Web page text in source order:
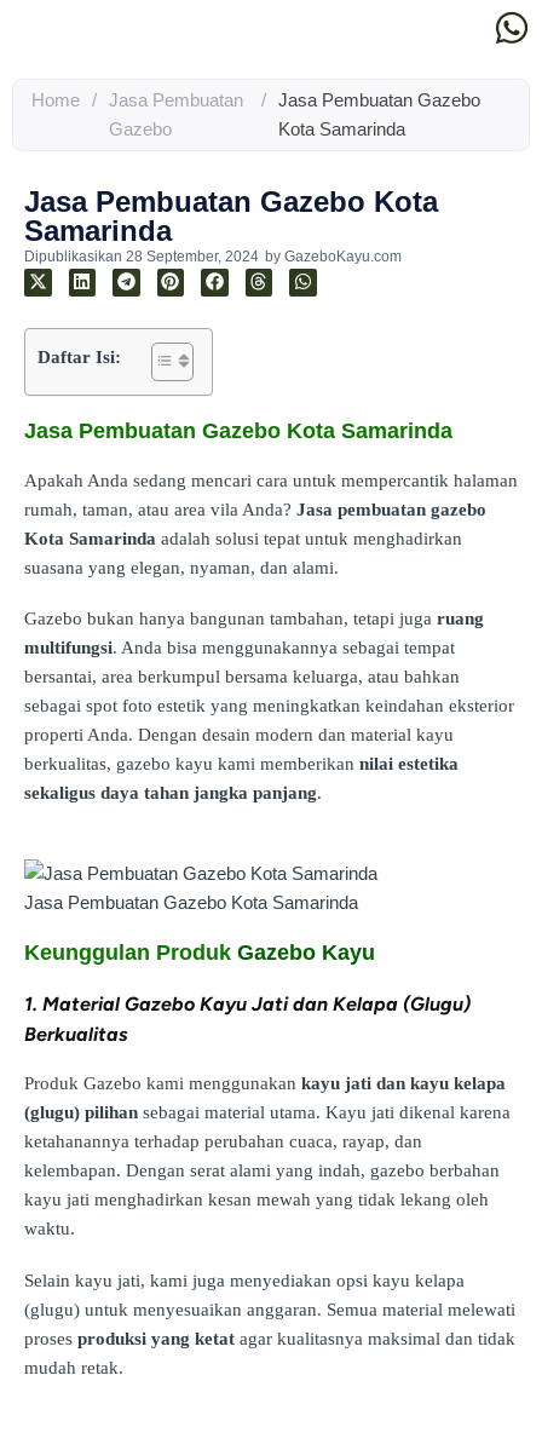
Home / Jasa Pembuatan
Gazebo
/ Jasa Pembuatan Gazebo
Kota Samarinda
Jasa Pembuatan Gazebo Kota
Samarinda
Dipublikasikan 28 September, 2024 by GazeboKayu.com
Daftar Isi:
Jasa Pembuatan Gazebo Kota Samarinda
Apakah Anda sedang mencari cara untuk mempercantik halaman
rumah, taman, atau area vila Anda? Jasa pembuatan gazebo
Kota Samarinda adalah solusi tepat untuk menghadirkan
suasana yang elegan, nyaman, dan alami.
Gazebo bukan hanya bangunan tambahan, tetapi juga ruang
multifungsi. Anda bisa menggunakannya sebagai tempat
bersantai, area berkumpul bersama keluarga, atau bahkan
sebagai spot foto estetik yang meningkatkan keindahan eksterior
properti Anda. Dengan desain modern dan material kayu
berkualitas, gazebo kayu kami memberikan nilai estetika
sekaligus daya tahan jangka panjang.
Jasa Pembuatan Gazebo Kota Samarinda
Keunggulan Produk Gazebo Kayu
1. Material Gazebo Kayu Jati dan Kelapa (Glugu)
Berkualitas
Produk Gazebo kami menggunakan kayu jati dan kayu kelapa
(glugu) pilihan sebagai material utama. Kayu jati dikenal karena
ketahanannya terhadap perubahan cuaca, rayap, dan
kelembapan. Dengan serat alami yang indah, gazebo berbahan
kayu jati menghadirkan kesan mewah yang tidak lekang oleh
waktu.
Selain kayu jati, kami juga menyediakan opsi kayu kelapa
(glugu) untuk menyesuaikan anggaran. Semua material melewati
proses produksi yang ketat agar kualitasnya maksimal dan tidak
mudah retak.